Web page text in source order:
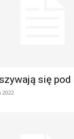
się pod
2022